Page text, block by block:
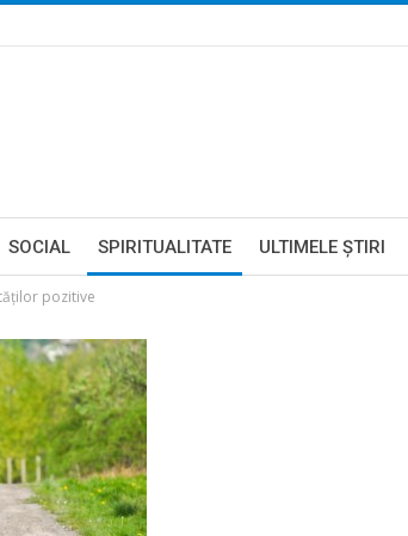
SOCIAL SPIRITUALITATE ULTIMELE ŞTIRI
pozitive